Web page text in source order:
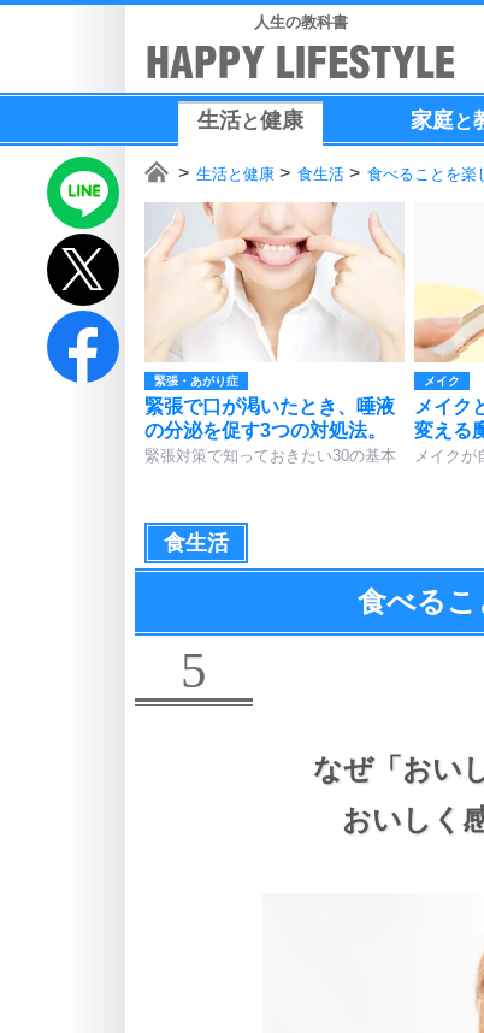
人生の教科書
生活と健康 家庭と
生活と健康 食生活 食べることを楽
緊張・あがり症
緊張で口が渇いたとき、唾液
の分泌を促す3つの対処法。
緊張対策で知っておきたい30の基本
メイク
メイク
変える
メイクが
食生活
食べる
5
なぜ「おい
おいしく